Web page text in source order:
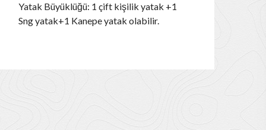
Yatak Büyüklüğü: 1 çift kişilik yatak +1
Sng yatak+1 Kanepe yatak olabilir.